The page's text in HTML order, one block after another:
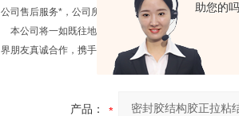
助您的
公司售后服务*，公司所售产品质保一年，大件产品均
本公司将一如既往地坚持“诚信经营、服务至上"的经
界朋友真诚合作，携手共赢。
产品：